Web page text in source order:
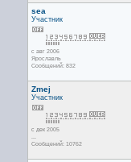
sea
Участник
с авг 2006
Ярославль
Сообщений: 832
Zmej
Участник
с дек 2005
...
Сообщений: 10762